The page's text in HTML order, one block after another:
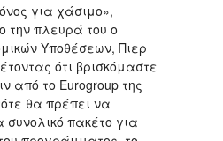
για χάσιμο»,
την πλευρά του ο
Υποθέσεων, Πιερ
ότι βρισκόμαστε
από το Eurogroup της
θα πρέπει να
πακέτο για